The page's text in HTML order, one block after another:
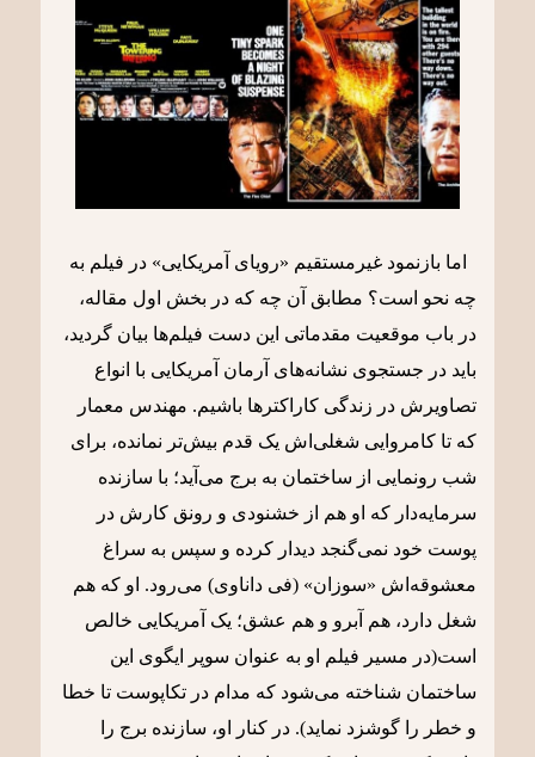
اما بازنمود غیرمستقیم «رویای آمریکایی» در فیلم به
چه نحو است؟ مطابق آن چه که در بخش اول مقاله،
‌در باب موقعیت مقدماتی این دست فیلم‌ها بیان گردید،
باید در جستجوی نشانه‌های آرمان آمریکایی با انواع
تصاویرش در زندگی کاراکترها باشیم. مهندس معمار
که تا کامروایی شغلی‌اش یک قدم بیش‌تر نمانده، برای
شب رونمایی از ساختمان به برج می‌آید؛ با سازنده
سرمایه‌دار که او هم از خشنودی و رونق کارش در
پوست خود نمی‌گنجد دیدار کرده و سپس به سراغ
معشوقه‌اش «سوزان» (فی داناوی) می‌رود. او که هم
شغل دارد، هم آبرو و هم عشق؛ یک آمریکایی خالص
است(در مسیر فیلم او به عنوان سوپر ایگوی این
ساختمان شناخته می‌شود که مدام در تکاپوست تا خطا
و خطر را گوشزد نماید). در کنار او، سازنده برج را